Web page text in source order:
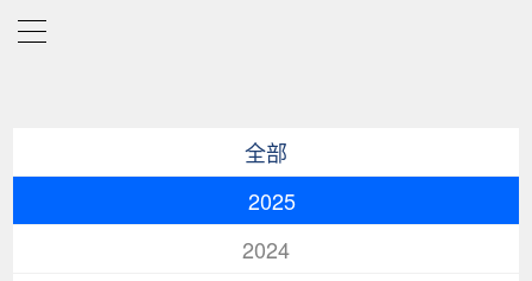
全部
2025
2024